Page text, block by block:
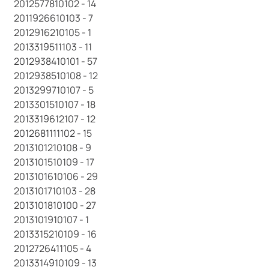
2012577810102 - 14
2011926610103 - 7
2012916210105 - 1
2013319511103 - 11
2012938410101 - 57
2012938510108 - 12
2013299710107 - 5
2013301510107 - 18
2013319612107 - 12
2012681111102 - 15
2013101210108 - 9
2013101510109 - 17
2013101610106 - 29
2013101710103 - 28
2013101810100 - 27
2013101910107 - 1
2013315210109 - 16
2012726411105 - 4
2013314910109 - 13